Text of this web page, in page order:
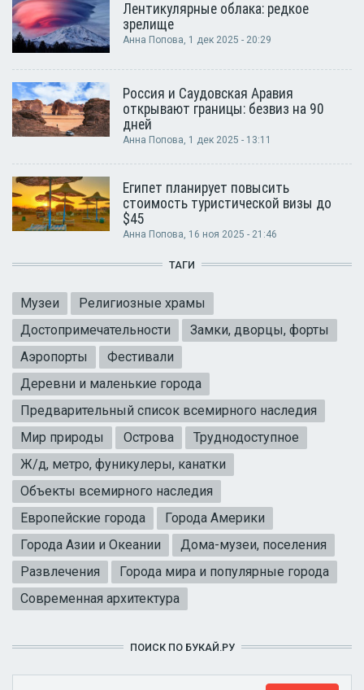
Лентикулярные облака: редкое
зрелище
Анна Попова, 1 дек 2025 - 20:29
Россия и Саудовская Аравия
открывают границы: безвиз на 90
дней
Анна Попова, 1 дек 2025 - 13:11
Египет планирует повысить
стоимость туристической визы до
$45
Анна Попова, 16 ноя 2025 - 21:46
ТАГИ
Музеи
Религиозные храмы
Достопримечательности
Замки, дворцы, форты
Аэропорты
Фестивали
Деревни и маленькие города
Предварительный список всемирного наследия
Мир природы
Острова
Труднодоступное
Ж/д, метро, фуникулеры, канатки
Объекты всемирного наследия
Европейские города
Города Америки
Города Азии и Океании
Дома-музеи, поселения
Развлечения
Города мира и популярные города
Современная архитектура
ПОИСК ПО БУКАЙ.РУ